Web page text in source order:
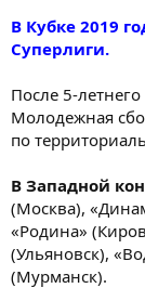
В Кубке 2019
Суперлиги.
После 5-
Молодежная
по
В Западной
(Москва),
«Родина»
(Ульяновск),
(Мурманск).